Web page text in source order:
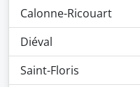
Calonne-Ricouart
Diéval
Saint-Floris